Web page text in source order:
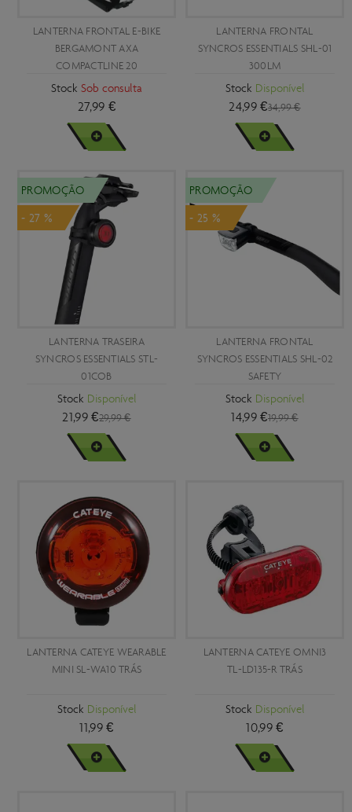
LANTERNA FRONTAL E-BIKE
BERGAMONT AXA
COMPACTLINE 20
Stock Sob consulta
27,99 €
VER MAIS
LANTERNA FRONTAL
SYNCROS ESSENTIALS SHL-01
300LM
Stock Disponível
24,99 €34,99 €
VER MAIS
PROMOÇÃO
- 27 %
LANTERNA TRASEIRA
SYNCROS ESSENTIALS STL-
01COB
Stock Disponível
21,99 €29,99 €
VER MAIS
PROMOÇÃO
- 25 %
LANTERNA FRONTAL
SYNCROS ESSENTIALS SHL-02
SAFETY
Stock Disponível
14,99 €19,99 €
VER MAIS
LANTERNA CATEYE WEARABLE
MINI SL-WA10 TRÁS
Stock Disponível
11,99 €
VER MAIS
LANTERNA CATEYE OMNI3
TL-LD135-R TRÁS
Stock Disponível
10,99 €
VER MAIS